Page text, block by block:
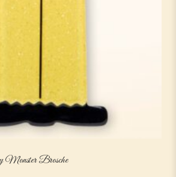
Monster Brosche